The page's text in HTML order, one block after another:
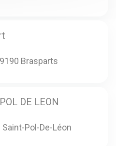
Brasparts
DE LEON
Pol-De-Léon